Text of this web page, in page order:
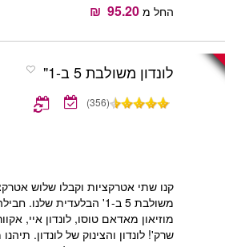
החל מ ‏95.20 ‏ ₪
לונדון משולבת 5 ב-1"
(356)
קנו שתי אטרקציות וקבלו שלוש
משולבת 5 ב-1' הבלעדית
שרק'! לונדון והצינוק של לונדון.